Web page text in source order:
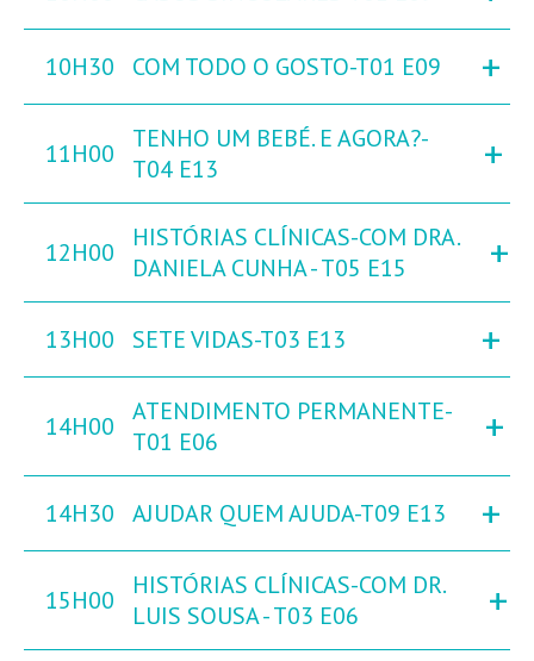
10H30 COM TODO O GOSTO-T01 E09 +
11H00
TENHO UM BEBÉ. E AGORA?-
T04 E13
+
12H00
HISTÓRIAS CLÍNICAS-COM DRA.
DANIELA CUNHA - T05 E15
+
13H00 SETE VIDAS-T03 E13 +
14H00
ATENDIMENTO PERMANENTE-
T01 E06
+
14H30 AJUDAR QUEM AJUDA-T09 E13 +
15H00
HISTÓRIAS CLÍNICAS-COM DR.
LUIS SOUSA - T03 E06
+